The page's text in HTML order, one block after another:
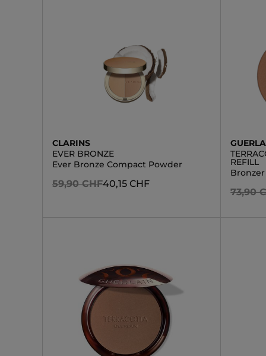
CLARINS
EVER BRONZE
Ever Bronze Compact Powder
59,90 CHF40,15 CHF
REFILL
Bronzer
73,90